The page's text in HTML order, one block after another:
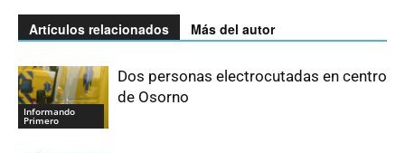
Artículos relacionados Más del autor
Informando
Primero
Dos personas electrocutadas en centro
de Osorno